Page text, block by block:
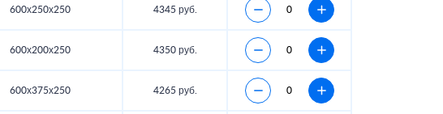
600х250х250 4345 руб.
600х200х250 4350 руб.
600х375х250 4265 руб.